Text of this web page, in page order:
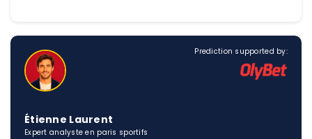
Prediction supported by:
Étienne Laurent
Expert analyste en paris sportifs